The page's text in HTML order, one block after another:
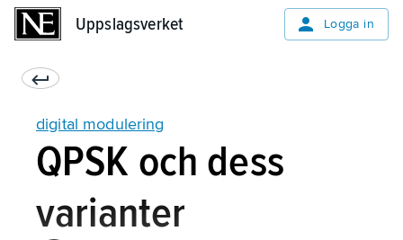
Uppslagsverket Logga in
digital modulering
QPSK och dess
varianter